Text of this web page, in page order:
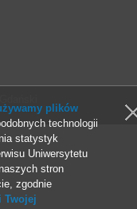
plików
technologii
statystyk
Uniwersytetu
stron
zgodnie
Twojej